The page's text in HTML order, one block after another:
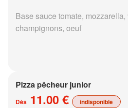
Base sauce tomate,
champignons, oeuf
Pizza pêcheur junior
Dès 11.00 € indisponible